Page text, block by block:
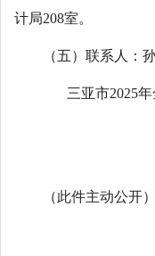
计局208室。
（五）联系人：
三亚市2025
（此件主动公开）